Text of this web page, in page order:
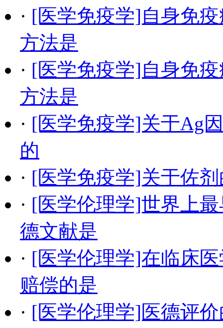
· [医学免疫学]自身免
方法是
· [医学免疫学]自身免
方法是
· [医学免疫学]关于Ag
的
· [医学免疫学]关于佐
· [医学伦理学]世界上
德文献是
· [医学伦理学]在临床
赔偿的是
· [医学伦理学]医德评